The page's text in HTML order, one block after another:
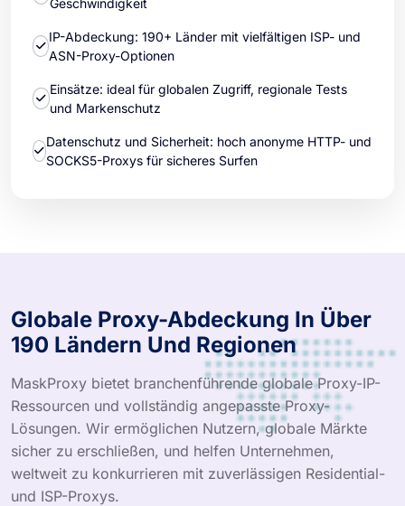
IP-Abdeckung: 190+ Länder mit vielfältigen ISP- und
ASN-Proxy-Optionen
Einsätze: ideal für globalen Zugriff, regionale Tests
und Markenschutz
Datenschutz und Sicherheit: hoch anonyme HTTP- und
SOCKS5-Proxys für sicheres Surfen
Globale Proxy-Abdeckung In Über
190 Ländern Und Regionen
MaskProxy bietet branchenführende globale Proxy-IP-
Ressourcen und vollständig angepasste Proxy-
Lösungen. Wir ermöglichen Nutzern, globale Märkte
sicher zu erschließen, und helfen Unternehmen,
weltweit zu konkurrieren mit zuverlässigen Residential-
und ISP-Proxys.